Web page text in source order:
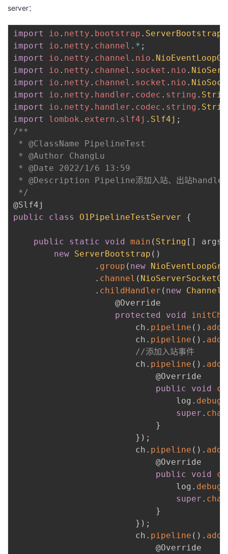
server：
import io . netty . bootstrap . ServerBootstrap
import
io . netty . channel . * ;
import
io . netty . channel . nio .
import
io . netty . channel . socket . nio .
import
io . netty . channel . socket . nio .
import
io . netty . handler . codec . string .
import
io . netty . handler . codec . string .
import
lombok . extern . slf4j . Slf4j ;
/**
* @ClassName PipelineTest
* @Author ChangLu
* @Date 2022/1/6 13:59
* @Description Pipeline添加入站、出站handler
*/
@Slf4j
public
class O1PipelineTestServer {
public static void main ( String [ ] args
new ServerBootstrap ( )
. group ( new
. channel (
. childHandler ( new
@Override
protected
void
                        ch
. pipeline ( ) .
                        ch
. pipeline ( ) .
//添加入站事件
                        ch
. pipeline ( ) .
@Override
public
void
                                log
. debug
super .
}
} ) ;
                        ch
. pipeline ( ) .
@Override
public
void
                                log
. debug
super .
}
} ) ;
                        ch
. pipeline ( ) .
@Override